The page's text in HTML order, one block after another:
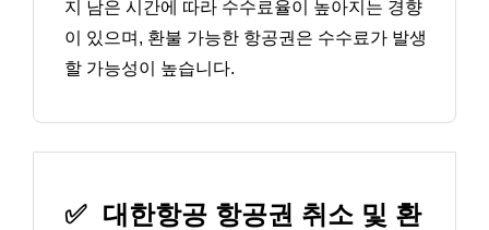
지 남은 시간에 따라 수수료율이 높아지는 경향
이 있으며, 환불 가능한 항공권은 수수료가 발생
할 가능성이 높습니다.
✅ 대한항공 항공권 취소 및 환